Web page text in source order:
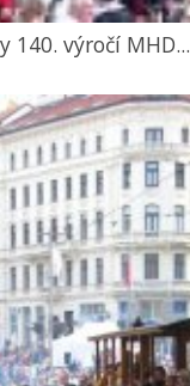
140. výročí MHD...